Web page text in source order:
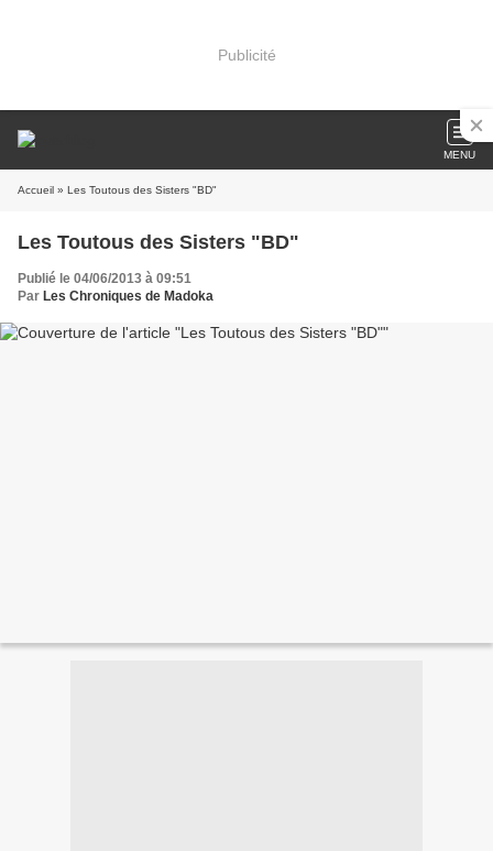
Publicité
MENU
Accueil » Les Toutous des Sisters "BD"
Les Toutous des Sisters "BD"
Publié le 04/06/2013 à 09:51
Par Les Chroniques de Madoka